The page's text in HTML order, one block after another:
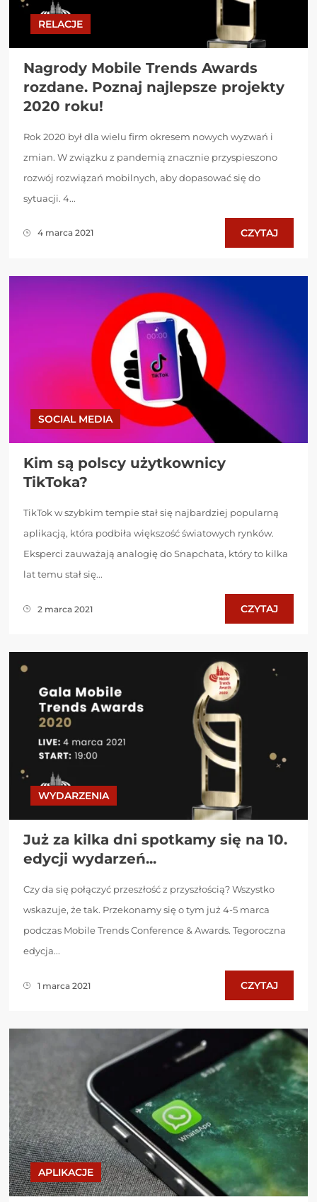
RELACJE
Nagrody Mobile Trends Awards
rozdane. Poznaj najlepsze projekty
2020 roku!
Rok 2020 był dla wielu firm okresem nowych wyzwań i
zmian. W związku z pandemią znacznie przyspieszono
rozwój rozwiązań mobilnych, aby dopasować się do
sytuacji. 4...
4 marca 2021 CZYTAJ
SOCIAL MEDIA
Kim są polscy użytkownicy
TikToka?
TikTok w szybkim tempie stał się najbardziej popularną
aplikacją, która podbiła większość światowych rynków.
Eksperci zauważają analogię do Snapchata, który to kilka
lat temu stał się...
2 marca 2021 CZYTAJ
WYDARZENIA
Już za kilka dni spotkamy się na 10.
edycji wydarzeń...
Czy da się połączyć przeszłość z przyszłością? Wszystko
wskazuje, że tak. Przekonamy się o tym już 4-5 marca
podczas Mobile Trends Conference & Awards. Tegoroczna
edycja...
1 marca 2021 CZYTAJ
APLIKACJE